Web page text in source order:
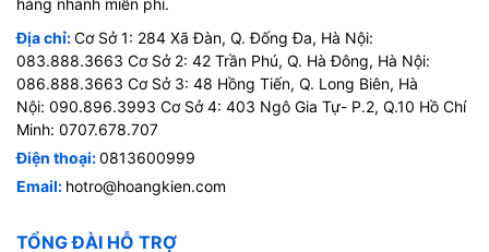
hàng nhanh miễn phí.
Địa chỉ:Cơ Sở 1: 284 Xã Đàn, Q. Đống Đa, Hà Nội:
083.888.3663 Cơ Sở 2: 42 Trần Phú, Q. Hà Đông, Hà Nội:
086.888.3663 Cơ Sở 3: 48 Hồng Tiến, Q. Long Biên, Hà
Nội: 090.896.3993 Cơ Sở 4: 403 Ngô Gia Tự- P.2, Q.10 Hồ Chí
Minh: 0707.678.707
Điện thoại:0813600999
Email: hotro@hoangkien.com
TỔNG ĐÀI HỖ TRỢ